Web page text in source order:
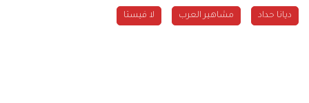
ديانا حداد مشاهير العرب لا فيستا